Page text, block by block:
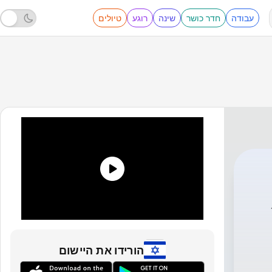
עבודה חדר כושר שינה רוגע טיולים
הורידו את היישום